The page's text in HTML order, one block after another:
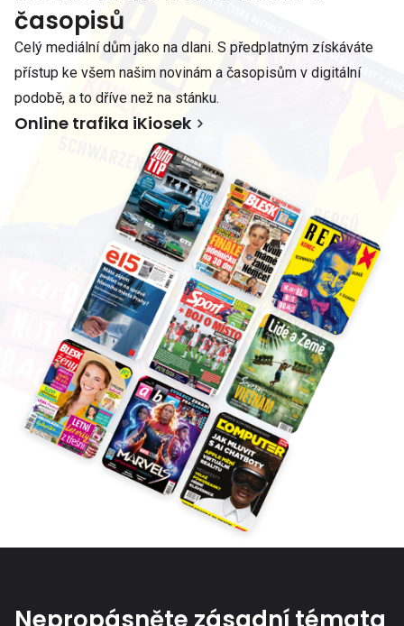
časopisů
Celý mediální dům jako na dlani. S předplatným získáváte
přístup ke všem našim novinám a časopisům v digitální
podobě, a to dříve než na stánku.
Online trafika iKiosek